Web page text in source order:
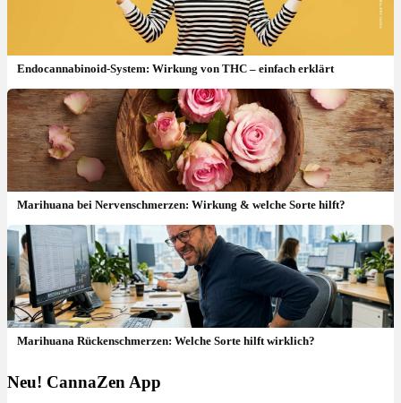
Endocannabinoid-System: Wirkung von THC – einfach erklärt
Marihuana bei Nervenschmerzen: Wirkung & welche Sorte hilft?
Marihuana Rückenschmerzen: Welche Sorte hilft wirklich?
Neu! CannaZen App